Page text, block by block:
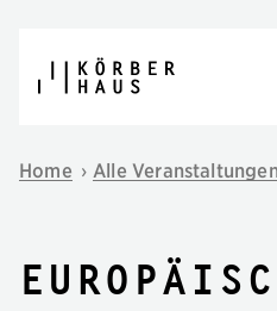
Home › Alle Veranstaltungen